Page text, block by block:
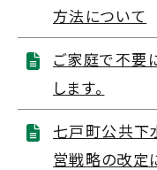
方法について
ご家庭で不要
します。
七戸町公共下
営戦略の改定